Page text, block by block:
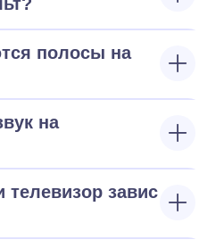
полосы на
на
телевизор завис